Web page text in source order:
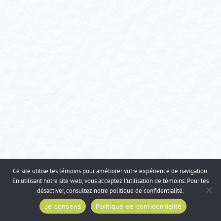
Ce site utilise les témoins pour améliorer votre expérience de navigation.
En utilisant notre site web, vous acceptez l’utilisation de témoins. Pour les
désactiver, consultez notre politique de confidentialité.
Je consens
Politique de confidentialité